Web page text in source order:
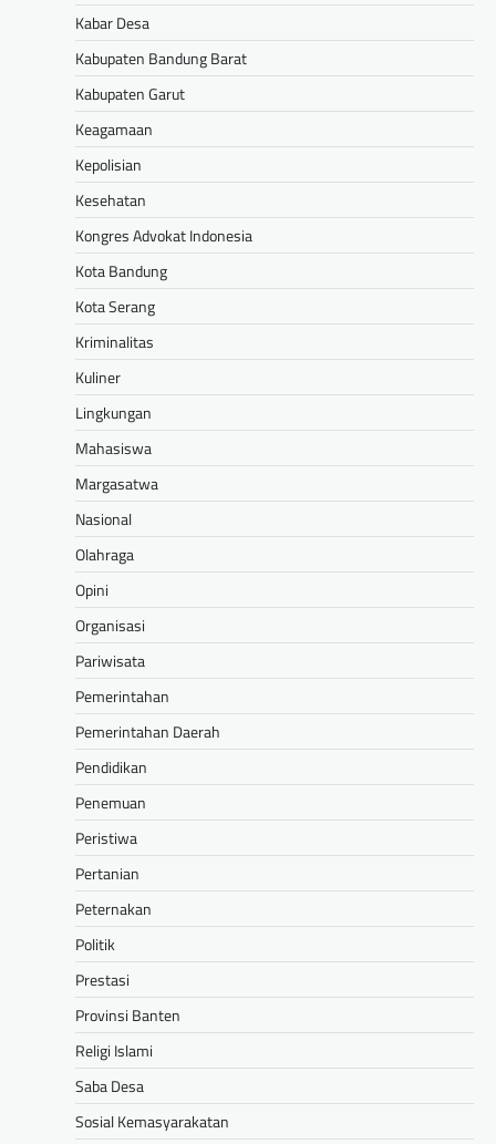
Kabar Desa
Kabupaten Bandung Barat
Kabupaten Garut
Keagamaan
Kepolisian
Kesehatan
Kongres Advokat Indonesia
Kota Bandung
Kota Serang
Kriminalitas
Kuliner
Lingkungan
Mahasiswa
Margasatwa
Nasional
Olahraga
Opini
Organisasi
Pariwisata
Pemerintahan
Pemerintahan Daerah
Pendidikan
Penemuan
Peristiwa
Pertanian
Peternakan
Politik
Prestasi
Provinsi Banten
Religi Islami
Saba Desa
Sosial Kemasyarakatan